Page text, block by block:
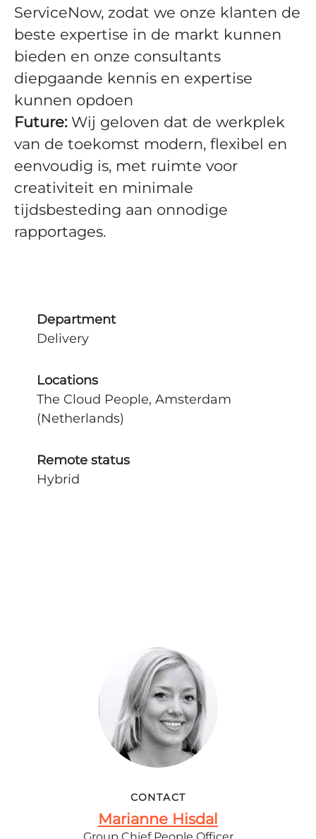
ServiceNow, zodat we onze klanten de
beste expertise in de markt kunnen
bieden en onze consultants
diepgaande kennis en expertise
kunnen opdoen
Future:Wij geloven dat de werkplek
van de toekomst modern, flexibel en
eenvoudig is, met ruimte voor
creativiteit en minimale
tijdsbesteding aan onnodige
rapportages.
Department
Delivery
Locations
The Cloud People, Amsterdam
(Netherlands)
Remote status
Hybrid
CONTACT
Marianne Hisdal